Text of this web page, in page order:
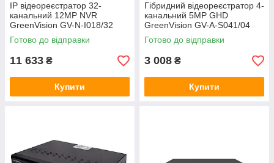
IP відеореєстратор 32-
канальний 12MP NVR
GreenVision GV-N-I018/32
Готово до відправки
11 633 ₴
Купити
Гібридний відеореєстратор 4-
канальний 5MP GHD
GreenVision GV-A-S041/04
Готово до відправки
3 008 ₴
Купити